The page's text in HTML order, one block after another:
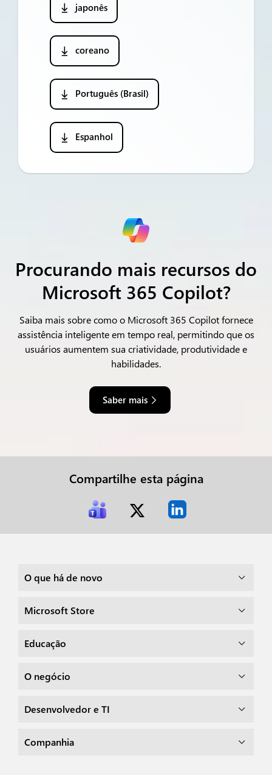
japonês
coreano
Português (Brasil)
Espanhol
Procurando mais recursos do
Microsoft 365 Copilot?
Saiba mais sobre como o Microsoft 365 Copilot fornece
assistência inteligente em tempo real, permitindo que os
usuários aumentem sua criatividade, produtividade e
habilidades.
Saber mais
Compartilhe esta página
O que há de novo
Microsoft Store
Educação
O negócio
Desenvolvedor e TI
Companhia